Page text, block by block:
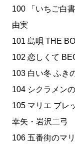
100 「いちご白
由実
101 島唄 THE
102 恋しくて
103 白い冬 ふき
104 シクラメン
105 マリエ ブレ
幸矢・岩沢二弓
106 五番街のマ